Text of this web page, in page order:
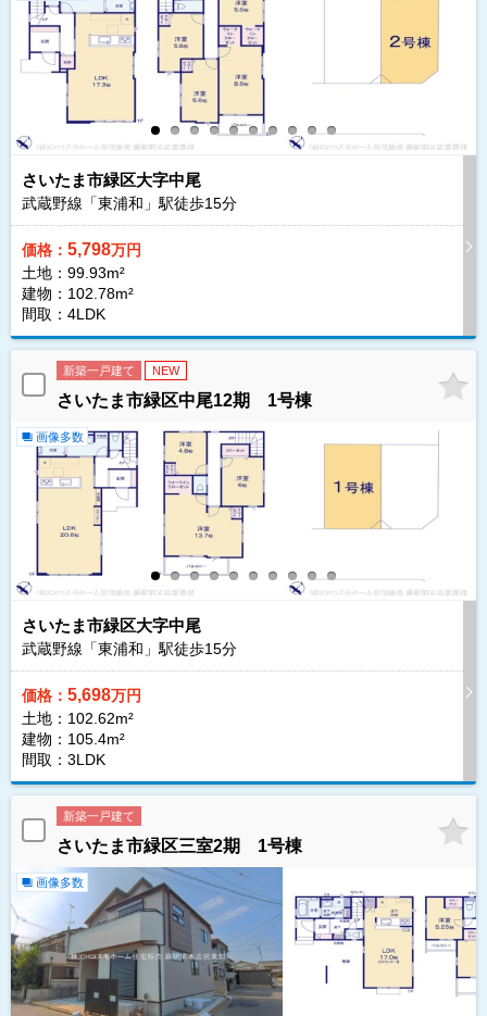
さいたま市緑区大字中尾
武蔵野線「東浦和」駅徒歩15分
価格： 5,798万円
土地：99.93m²
建物：102.78m²
間取：4LDK
新築一戸建て NEW
さいたま市緑区中尾12期 1号棟
画像多数
さいたま市緑区大字中尾
武蔵野線「東浦和」駅徒歩15分
価格： 5,698万円
土地：102.62m²
建物：105.4m²
間取：3LDK
新築一戸建て
さいたま市緑区三室2期 1号棟
画像多数